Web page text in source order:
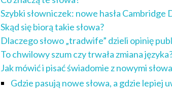
Szybki słowniczek: nowe hasła Cambridge
Skąd się biorą takie słowa?
Dlaczego słowo „tradwife” dzieli opinię
To chwilowy szum czy trwała zmiana
Jak mówić i pisać świadomie z nowymi
Gdzie pasują nowe słowa, a gdzie lepiej